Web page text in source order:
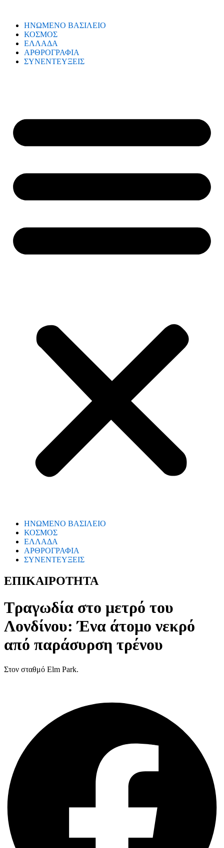
ΗΝΩΜΕΝΟ ΒΑΣΙΛΕΙΟ
ΚΟΣΜΟΣ
ΕΛΛΑΔΑ
ΑΡΘΡΟΓΡΑΦΙΑ
ΣΥΝΕΝΤΕΥΞΕΙΣ
ΗΝΩΜΕΝΟ ΒΑΣΙΛΕΙΟ
ΚΟΣΜΟΣ
ΕΛΛΑΔΑ
ΑΡΘΡΟΓΡΑΦΙΑ
ΣΥΝΕΝΤΕΥΞΕΙΣ
ΕΠΙΚΑΙΡΟΤΗΤΑ
Τραγωδία στο μετρό του
Λονδίνου: Ένα άτομο νεκρό
από παράσυρση τρένου
Στον σταθμό Elm Park.